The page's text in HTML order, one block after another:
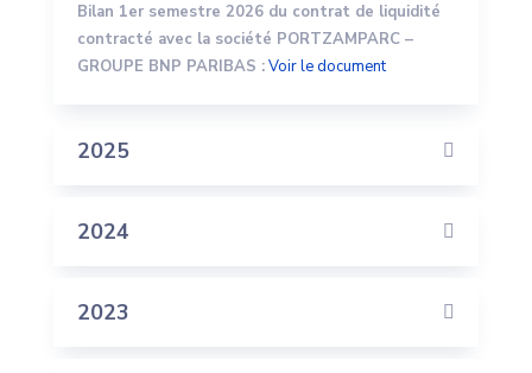
Bilan 1er semestre 2026 du contrat de liquidité
contracté avec la société PORTZAMPARC –
GROUPE BNP PARIBAS :Voir le document
2025
2024
2023